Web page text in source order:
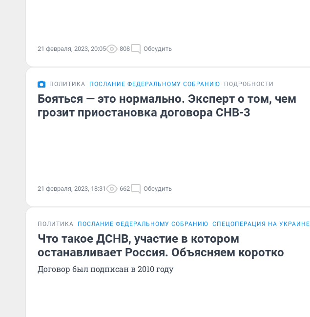
21 февраля, 2023, 20:05 808 Обсудить
ПОЛИТИКА ПОСЛАНИЕ ФЕДЕРАЛЬНОМУ СОБРАНИЮ ПОДРОБНОСТИ
Бояться — это нормально. Эксперт о том, чем
грозит приостановка договора СНВ-3
21 февраля, 2023, 18:31 662 Обсудить
ПОЛИТИКА ПОСЛАНИЕ ФЕДЕРАЛЬНОМУ СОБРАНИЮ СПЕЦОПЕРАЦИЯ НА УКРАИНЕ
Что такое ДСНВ, участие в котором
останавливает Россия. Объясняем коротко
Договор был подписан в 2010 году